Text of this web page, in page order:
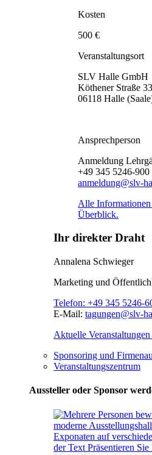
Kosten
500 €
Veranstaltungsort
SLV Halle GmbH
Köthener Straße
06118 Halle
Ansprechperson
Anmeldung
+49 345 5246-900
anmeldung@slv-
Alle
Überblick.
Ihr direkter Draht
Annalena Schwieger
Marketing und
Telefon: +49 345 5246-
E-Mail: tagungen@slv-
Aktuelle
Sponsoring und
Veranstaltungszentrum
Aussteller oder Sponsor